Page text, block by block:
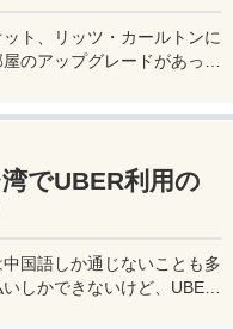
ト、リッツ・カールトンに
のアップグレードがあった
ット、デメリットを交え
たい。でUBER利用の
国語しか通じないことも多
しかできないけど、UBER